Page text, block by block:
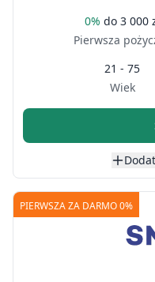
0% do 3 000
Pierwsza
21 - 75
Wiek
PIERWSZA ZA DARMO 0%